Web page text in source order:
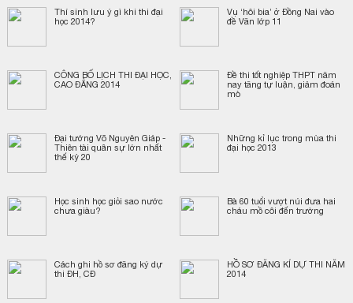
Thí sinh lưu ý gì khi thi đại
học 2014?
Vụ ‘hôi bia’ ở Đồng Nai vào
đề Văn lớp 11
CÔNG BỐ LỊCH THI ĐẠI HỌC,
CAO ĐẲNG 2014
Đề thi tốt nghiệp THPT năm
nay tăng tự luận, giảm đoán
mò
Đại tướng Võ Nguyên Giáp -
Thiên tài quân sự lớn nhất
thế kỷ 20
Những kỉ lục trong mùa thi
đại học 2013
Học sinh học giỏi sao nước
chưa giàu?
Bà 60 tuổi vượt núi đưa hai
cháu mồ côi đến trường
Cách ghi hồ sơ đăng ký dự
thi ĐH, CĐ
HỒ SƠ ĐĂNG KÍ DỰ THI NĂM
2014